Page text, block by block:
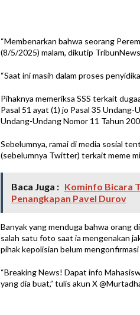
“Membenarkan bahwa seorang
(8/5/2025) malam, dikutip
“Saat ini masih dalam proses
Pihaknya memeriksa SSS terkait
Pasal 51 ayat (1) jo Pasal 35
Undang-Undang Nomor 11 Tahun
Sebelumnya, ramai di media sosial
(sebelumnya Twitter) terkait meme
Baca Juga : Kominfo Bicara
Penangkapan Pavel Durov
Banyak yang menduga bahwa orang
salah satu foto saat ia mengenakan
pihak kepolisian belum
“Breaking News! Dapat info
yang dia buat,” tulis akun X